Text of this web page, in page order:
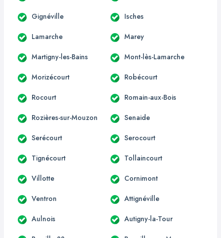
Gignéville Isches
Lamarche Marey
Martigny-les-Bains Mont-lès-Lamarche
Morizécourt Robécourt
Rocourt Romain-aux-Bois
Rozières-sur-Mouzon Senaide
Serécourt Serocourt
Tignécourt Tollaincourt
Villotte Cornimont
Ventron Attignéville
Aulnois Autigny-la-Tour